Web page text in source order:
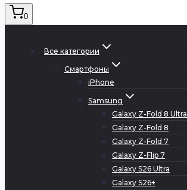
0
Все категории
Смартфоны
iPhone
Samsung
Galaxy Z-Fold 8 Ultra
Galaxy Z-Fold 8
Galaxy Z-Fold 7
Galaxy Z-Flip 7
Galaxy S26 Ultra
Galaxy S26+